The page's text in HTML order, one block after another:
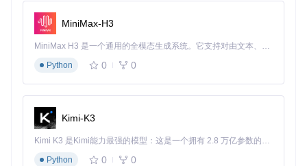
适用场景：★★★★★
资源消耗：★★☆☆☆
长视频如何自动分段？——智能分P解决方案
自动分P功能解决了长视频管理的难题，通过智能分段算法，
将冗长的录播内容分割成逻辑清晰的小节。这不仅方便观众观
看，也优化了存储和传输效率，就像将一整部电影自动剪辑成
系列剧集。
MiniMax-H3
MiniMax H3 是一个通用的全模态生成系统。它支持对由文本、图像、视频和音频组成的多模态上下文进行统一理解，并能生成分辨率高达 2K、时长可达 15 秒的带原生立体声音频的视频。得益于面向任务泛化的系统设计，H3 在预训练阶段就已具备广泛的多模态上下文理解与生成能力，能够出色地执行复杂的多模态指令。
Python
0 0
Kimi-K3
Kimi K3 是Kimi能力最强的模型：这是一个拥有 2.8 万亿参数的混合专家（MoE）模型，具备原生视觉理解能力，并支持 100 万 token 的上下文窗口。
Python
0 0